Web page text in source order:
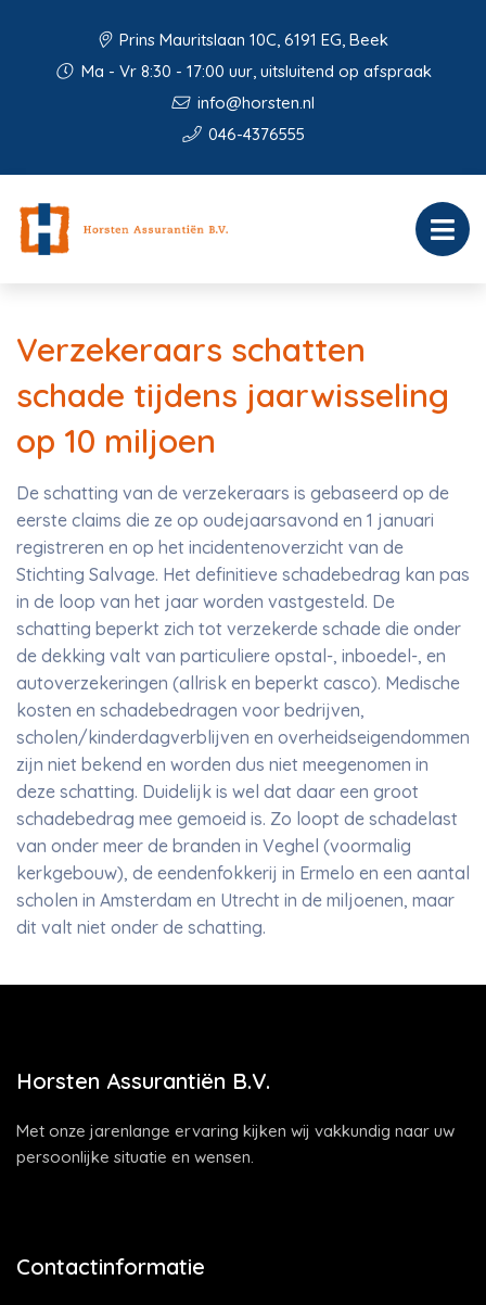
Prins Mauritslaan 10C, 6191 EG, Beek
Ma - Vr 8:30 - 17:00 uur, uitsluitend op afspraak
info@horsten.nl
046-4376555
Verzekeraars schatten
schade tijdens jaarwisseling
op 10 miljoen
De schatting van de verzekeraars is gebaseerd op de
eerste claims die ze op oudejaarsavond en 1 januari
registreren en op het incidentenoverzicht van de
Stichting Salvage. Het definitieve schadebedrag kan pas
in de loop van het jaar worden vastgesteld. De
schatting beperkt zich tot verzekerde schade die onder
de dekking valt van particuliere opstal-, inboedel-, en
autoverzekeringen (allrisk en beperkt casco). Medische
kosten en schadebedragen voor bedrijven,
scholen/kinderdagverblijven en overheidseigendommen
zijn niet bekend en worden dus niet meegenomen in
deze schatting. Duidelijk is wel dat daar een groot
schadebedrag mee gemoeid is. Zo loopt de schadelast
van onder meer de branden in Veghel (voormalig
kerkgebouw), de eendenfokkerij in Ermelo en een aantal
scholen in Amsterdam en Utrecht in de miljoenen, maar
dit valt niet onder de schatting.
Horsten Assurantiën B.V.
Met onze jarenlange ervaring kijken wij vakkundig naar uw
persoonlijke situatie en wensen.
Contactinformatie